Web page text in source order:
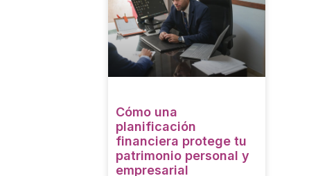
Cómo una
planificación
financiera protege tu
patrimonio personal y
empresarial